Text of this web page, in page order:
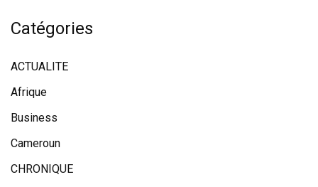
Catégories
ACTUALITE
Afrique
Business
Cameroun
CHRONIQUE